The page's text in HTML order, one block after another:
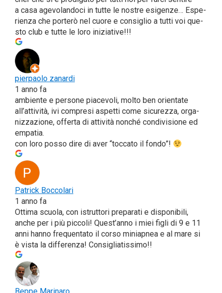
a casa age­vo­lan­do­ci in tut­te le nostre esi­gen­ze… Espe­
rien­za che por­te­rò nel cuo­re e con­si­glio a tut­ti voi que­
sto club e tut­te le loro iniziative!!!
pier­pao­lo zanar­di
1 anno fa
ambien­te e per­so­ne pia­ce­vo­li, mol­to ben orien­ta­te
all’at­ti­vi­tà, ivi com­pre­si aspet­ti come sicu­rez­za, orga­
niz­za­zio­ne, offer­ta di atti­vi­tà non­ché con­di­vi­sio­ne ed
empa­tia.
con loro pos­so dire di aver “toc­ca­to il fondo”!
Patrick Boc­co­la­ri
1 anno fa
Otti­ma scuo­la, con istrut­to­ri pre­pa­ra­ti e dispo­ni­bi­li,
anche per i più pic­co­li! Quest’anno i miei figli di 9 e 11
anni han­no fre­quen­ta­to il cor­so minia­pnea e al mare si
è vista la dif­fe­ren­za! Consigliatissimo!!